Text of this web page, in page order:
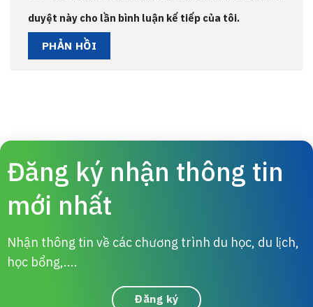
duyệt này cho lần bình luận kế tiếp của tôi.
Đăng ký nhận thông tin
mới nhất
Nhận thông tin về các chương trình du học, du lịch,
học bổng,....
Đăng ký